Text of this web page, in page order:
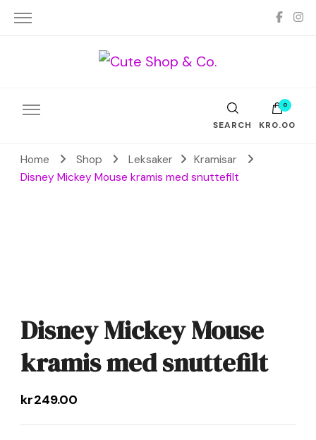
Cute
Co.
SEARCH
0
KR0.00
Home Shop Leksaker
Kramisar
Disney Mickey Mouse kramis med snuttefilt
Disney Mickey Mouse
kramis med snuttefilt
kr249.00